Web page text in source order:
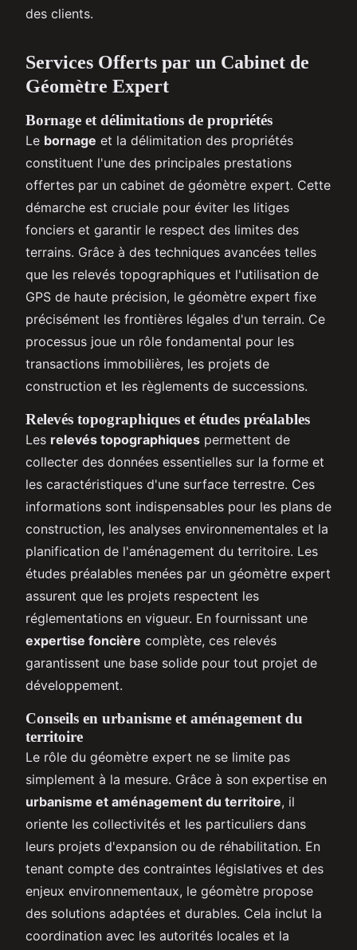
des clients.
Services Offerts par un Cabinet de
Géomètre Expert
Bornage et délimitations de propriétés
Le bornage et la délimitation des propriétés
constituent l'une des principales prestations
offertes par un cabinet de géomètre expert. Cette
démarche est cruciale pour éviter les litiges
fonciers et garantir le respect des limites des
terrains. Grâce à des techniques avancées telles
que les relevés topographiques et l'utilisation de
GPS de haute précision, le géomètre expert fixe
précisément les frontières légales d'un terrain. Ce
processus joue un rôle fondamental pour les
transactions immobilières, les projets de
construction et les règlements de successions.
Relevés topographiques et études préalables
Les relevés topographiques permettent de
collecter des données essentielles sur la forme et
les caractéristiques d'une surface terrestre. Ces
informations sont indispensables pour les plans de
construction, les analyses environnementales et la
planification de l'aménagement du territoire. Les
études préalables menées par un géomètre expert
assurent que les projets respectent les
réglementations en vigueur. En fournissant une
expertise foncière complète, ces relevés
garantissent une base solide pour tout projet de
développement.
Conseils en urbanisme et aménagement du
territoire
Le rôle du géomètre expert ne se limite pas
simplement à la mesure. Grâce à son expertise en
urbanisme et aménagement du territoire, il
oriente les collectivités et les particuliers dans
leurs projets d'expansion ou de réhabilitation. En
tenant compte des contraintes législatives et des
enjeux environnementaux, le géomètre propose
des solutions adaptées et durables. Cela inclut la
coordination avec les autorités locales et la